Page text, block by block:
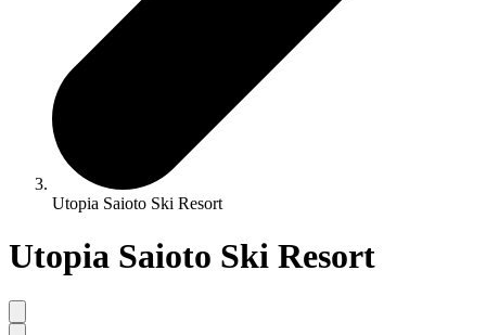
Utopia Saioto Ski Resort
Utopia Saioto Ski Resort